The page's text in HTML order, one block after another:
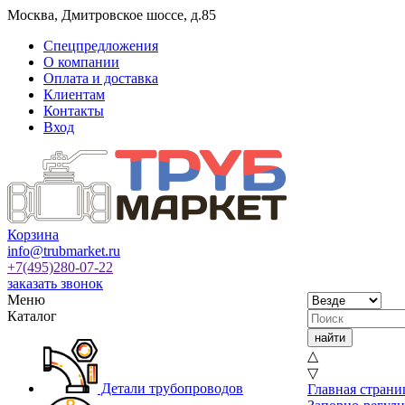
Москва, Дмитровское шоссе, д.85
Спецпредложения
О компании
Оплата и доставка
Клиентам
Контакты
Вход
Корзина
info@trubmarket.ru
+7(495)280-07-22
заказать звонок
Меню
Каталог
Детали трубопроводов
△
▽
Главная